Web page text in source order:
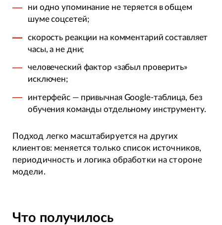
ни одно упоминание не теряется в общем
шуме соцсетей;
скорость реакции на комментарий составляет
часы, а не дни;
человеческий фактор «забыл проверить»
исключен;
интерфейс — привычная Google-таблица, без
обучения команды отдельному инструменту.
Подход легко масштабируется на других
клиентов: меняется только список источников,
периодичность и логика обработки на стороне
модели.
Что получилось